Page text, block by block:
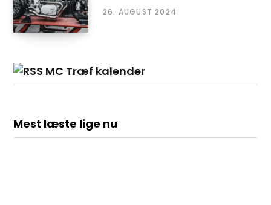
26. AUGUST 2024
MC Træf kalender
Mest læste lige nu